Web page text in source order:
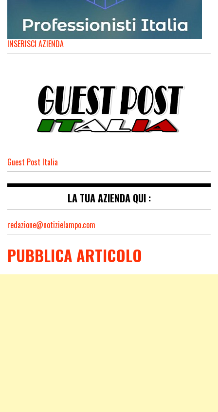
INSERISCI AZIENDA
Guest Post Italia
LA TUA AZIENDA QUI :
redazione@notizielampo.com
PUBBLICA ARTICOLO